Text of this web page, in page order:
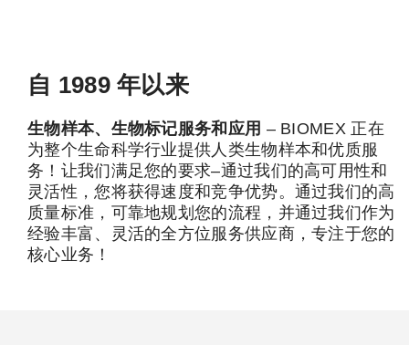
自 1989 年以来
生物样本、生物标记服务和应用 – BIOMEX 正在
为整个生命科学行业提供人类生物样本和优质服
务！让我们满足您的要求–通过我们的高可用性和
灵活性，您将获得速度和竞争优势。通过我们的高
质量标准，可靠地规划您的流程，并通过我们作为
经验丰富、灵活的全方位服务供应商，专注于您的
核心业务！